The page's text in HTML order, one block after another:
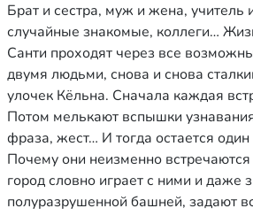
Брат и сестра, муж и жена, учитель
случайные знакомые, коллеги…
Санти проходят через все
двумя людьми, снова и снова
улочек Кёльна. Сначала каждая
Потом мелькают вспышки
фраза, жест… И тогда остается
Почему они неизменно
город словно играет с ними и даже
полуразрушенной башней, задают